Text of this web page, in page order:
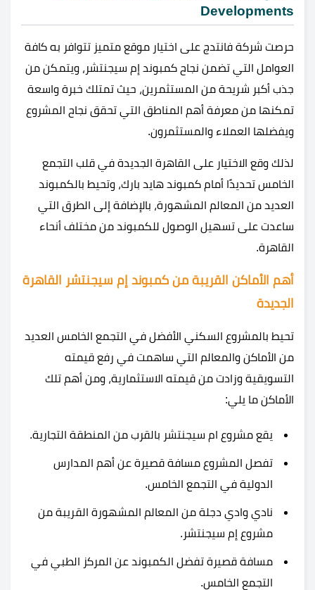
Developments
حرصت شركة فانتدج على اختيار موقع متميز تتوافر به كافة
العوامل التي تضمن نجاح كمبوند إم سيجنتشر، ويتمكن من
جذب أكبر شريحة من المستثمرين، حيث تمتلك خبرة واسعة
تمكنها من معرفة أهم المناطق التي تحقق نجاح المشروع
ويفضلها العملاء والمستثمرون.
لذلك وقع الاختيار على القاهرة الجديدة في قلب التجمع
الخامس تحديدًا أمام كمبوند هايد بارك، وتحيط بالكمبوند
العديد من المعالم المشهورة، بالإضافة إلى الطرق التي
ساعدت على تسهيل الوصول للكمبوند من مختلف أنحاء
القاهرة.
أهم الأماكن القريبة من كمبوند إم سيجنتشر القاهرة
الجديدة
تحيط بالمشروع السكني الأفضل في التجمع الخامس العديد
من الأماكن والمعالم التي ساهمت في رفع قيمته
التسويقية وزادت من قيمته الاستثمارية، ومن أهم تلك
الأماكن ما يلي:
يقع مشروع ام سيجنتشر بالقرب من المنطقة التجارية.
تفصل المشروع مسافة قصيرة عن أهم المدارس
الدولية في التجمع الخامس.
نادي وادي دجلة من المعالم المشهورة القريبة من
مشروع إم سيجنتشر.
مسافة قصيرة تفضل الكمبوند عن المركز الطبي في
التجمع الخامس.